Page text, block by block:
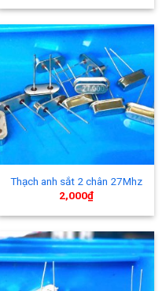
Thạch anh sắt 2 chân 27Mhz
2,000₫